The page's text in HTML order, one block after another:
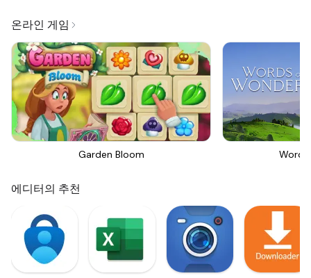
온라인 게임
Garden Bloom
에디터의 추천